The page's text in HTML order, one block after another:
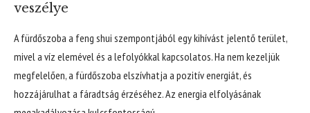
veszélye
A fürdőszoba a feng shui szempontjából egy kihívást jelentő terület,
mivel a víz elemével és a lefolyókkal kapcsolatos. Ha nem kezeljük
megfelelően, a fürdőszoba elszívhatja a pozitív energiát, és
hozzájárulhat a fáradtság érzéséhez. Az energia elfolyásának